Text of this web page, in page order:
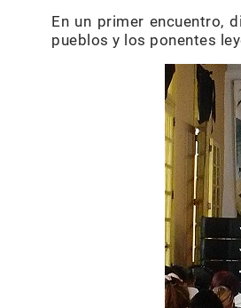
En un primer encuentro,
pueblos y los ponentes